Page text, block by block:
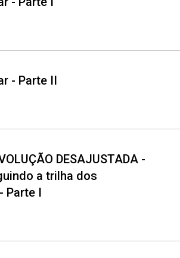
- Parte II
DESAJUSTADA -
a trilha dos
Parte I
Facebook